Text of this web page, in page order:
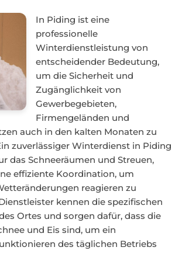
In Piding ist eine
professionelle
Winterdienstleistung von
entscheidender Bedeutung,
um die Sicherheit und
Zugänglichkeit von
Gewerbegebieten,
Firmengeländen und
auch in den kalten Monaten zu
zuverlässiger Winterdienst in Piding
das Schneeräumen und Streuen,
effiziente Koordination, um
reagieren zu
kennen die spezifischen
Ortes und sorgen dafür, dass die
und Eis sind, um ein
des täglichen Betriebs